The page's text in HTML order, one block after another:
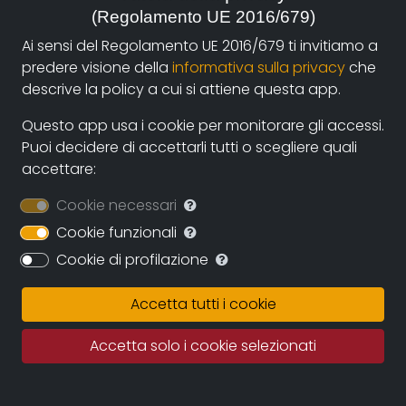
autori e i fruitori attraverso la nuova piattaforma di
streaming on-line e operazioni di partnership con sale
cinematografiche e circuiti televisivi. La collaborazione
diretta con gli autori assicurerà il continuo
ampliamento dell’archivio durante i prossimi anni
assicurando una proposta sempre più variegata e
multiculturale.
illimitato in cui conservare le opere, eleggendo ad uno
dei suoi obiettivi principali la conservazione della
memoria del documentario regionale e nazionale e
quindi della memoria per immagini tout court.
Fatto salvo il rigoroso rispetto dei diritti d’autore
questo grande archivio potrà diventare una fonte
importante per studiosi, studenti, porfessionisti in cui
(Regolamento UE 2016/679)
Ai sensi del Regolamento UE 2016/679 ti invitiamo a
predere visione della informativa sulla privacyche
descrive la policy a cui si attiene questa app.
Questo app usa i cookie per monitorare gli accessi.
Puoi decidere di accettarli tutti o scegliere quali
accettare:
Cookie necessari
Cookie funzionali
Cookie di profilazione
Accetta tutti i cookie
Accetta solo i cookie selezionati